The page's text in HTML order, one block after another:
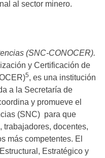
al sector minero.
(SNC-CONOCER).
y Certificación de
5, es una institución
a la Secretaría de
y promueve el
(SNC) para que
trabajadores, docentes,
más competentes. El
Estratégico y